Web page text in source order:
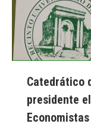
Catedrático
presidente